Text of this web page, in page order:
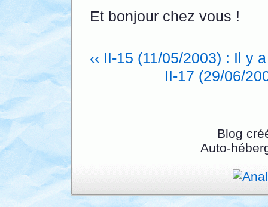
Et bonjour chez vous !
‹‹ II-15 (11/05/2003) : Il y
II-17 (29/06/
Blog
Auto-